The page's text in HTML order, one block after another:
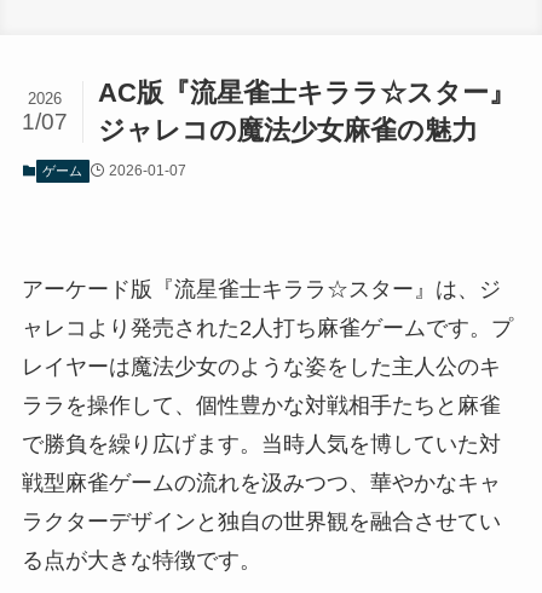
AC版『流星雀士キララ☆スター』
ジャレコの魔法少女麻雀の魅力
2026
1/07
ゲーム 2026-01-07
アーケード版『流星雀士キララ☆スター』は、ジ
ャレコより発売された2人打ち麻雀ゲームです。プ
レイヤーは魔法少女のような姿をした主人公のキ
ララを操作して、個性豊かな対戦相手たちと麻雀
で勝負を繰り広げます。当時人気を博していた対
戦型麻雀ゲームの流れを汲みつつ、華やかなキャ
ラクターデザインと独自の世界観を融合させてい
る点が大きな特徴です。